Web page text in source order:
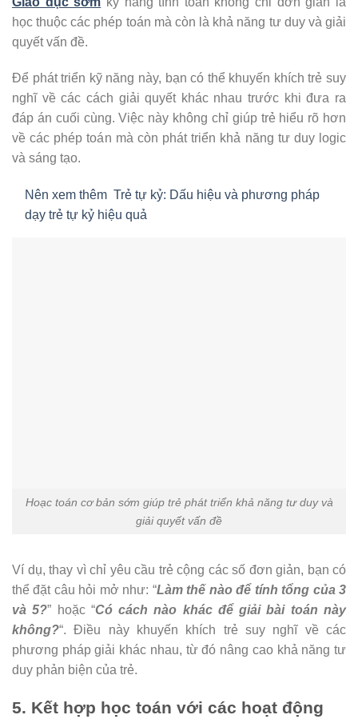
học thuộc các phép toán mà còn là khả năng tư duy và giải
quyết vấn đề.
Để phát triển kỹ năng này, bạn có thể khuyến khích trẻ suy
nghĩ về các cách giải quyết khác nhau trước khi đưa ra
đáp án cuối cùng. Việc này không chỉ giúp trẻ hiểu rõ hơn
về các phép toán mà còn phát triển khả năng tư duy logic
và sáng tạo.
Nên xem thêm Trẻ tự kỷ: Dấu hiệu và phương pháp
dạy trẻ tự kỷ hiệu quả
Hoạc toán cơ bản sớm giúp trẻ phát triển khả năng tư duy và
giải quyết vấn đề
Ví dụ, thay vì chỉ yêu cầu trẻ cộng các số đơn giản, bạn có
thể đặt câu hỏi mở như: “Làm thế nào để tính tổng của 3
và 5?” hoặc “Có cách nào khác để giải bài toán này
không?“. Điều này khuyến khích trẻ suy nghĩ về các
phương pháp giải khác nhau, từ đó nâng cao khả năng tư
duy phản biện của trẻ.
5. Kết hợp học toán với các hoạt động